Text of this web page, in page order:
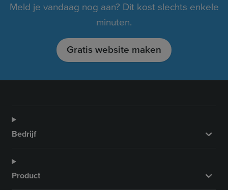
Meld je vandaag nog aan? Dit kost slechts enkele
minuten.
Gratis website maken
Bedrijf
Product